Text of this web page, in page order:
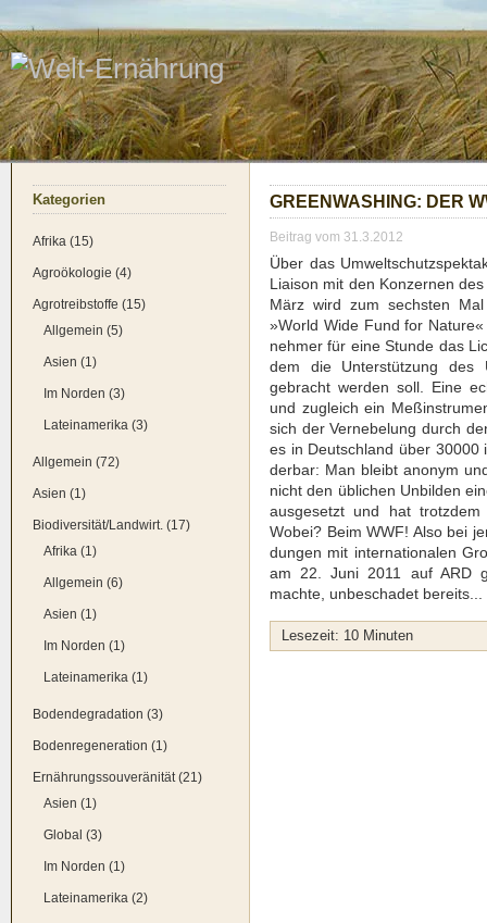
Kate­go­rien
Afrika (15)
Agroökologie (4)
Agrotreibstoffe (15)
Allgemein (5)
Asien (1)
Im Norden (3)
Lateinamerika (3)
Allgemein (72)
Asien (1)
Biodiversität/Landwirt. (17)
Afrika (1)
Allgemein (6)
Asien (1)
Im Norden (1)
Lateinamerika (1)
Bodendegradation (3)
Bodenregeneration (1)
Ernährungssouveränität (21)
Asien (1)
Global (3)
Im Norden (1)
Lateinamerika (2)
GREEN­WA­SHING: DER
Beitrag vom 31.3.2012
Über das
Liai­son mit den Kon­zer­nen
März wird zum sechs­ten
»World Wide Fund for
neh­mer für eine Stun­de das
dem die Unter­stüt­zung des
gebracht wer­den soll. Eine
und zugleich ein
sich der Ver­ne­be­lung durch
es in Deutsch­land über
der­bar: Man bleibt anonym
nicht den übli­chen Unbil­den
aus­ge­setzt und hat
Wobei? Beim WWF! Also bei
dun­gen mit inter­na­tio­na­len
am 22. Juni 2011 auf ARD
mach­te, unbe­scha­det bereits...
Lese­zeit: 10 Minu­ten